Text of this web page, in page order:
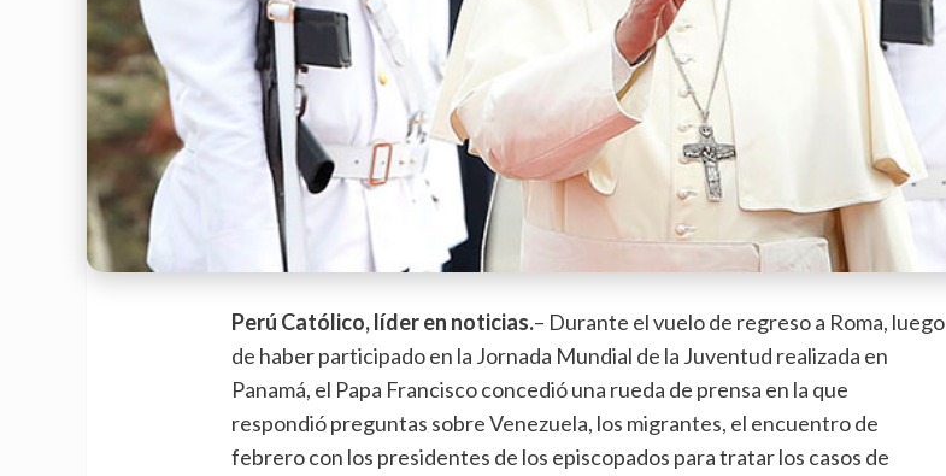
Perú Católico, líder en noticias.– Durante el vuelo de regreso a Roma, luego
de haber participado en la Jornada Mundial de la Juventud realizada en
Panamá, el Papa Francisco concedió una rueda de prensa en la que
respondió preguntas sobre Venezuela, los migrantes, el encuentro de
febrero con los presidentes de los episcopados para tratar los casos de